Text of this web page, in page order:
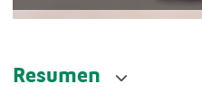
Resumen